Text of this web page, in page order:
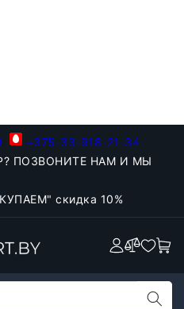
+375-33-918-21-34
ПОЗВОНИТЕ НАМ И МЫ
скидка 10%